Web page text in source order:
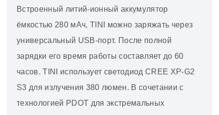
Встроенный литий-ионный аккумулятор
ёмкостью 280 мАч, TINI можно заряжать через
универсальный USB-порт. После полной
зарядки его время работы составляет до 60
часов. TINI использует светодиод CREE XP-G2
S3 для излучения 380 люмен. В сочетании с
технологией PDOT для экстремальных